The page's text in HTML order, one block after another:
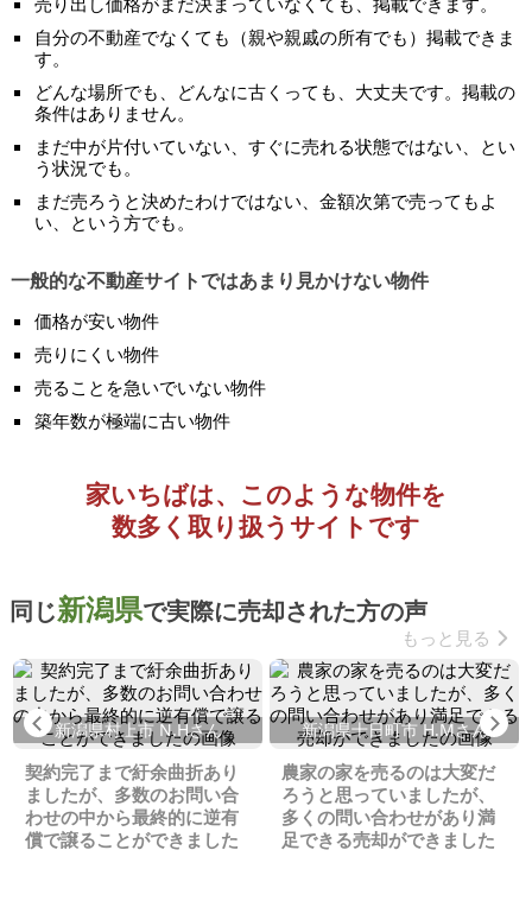
自分の不動産でなくても（親や親戚の所有でも）掲載できま
す。
どんな場所でも、どんなに古くっても、大丈夫です。掲載の
条件はありません。
まだ中が片付いていない、すぐに売れる状態ではない、とい
う状況でも。
まだ売ろうと決めたわけではない、金額次第で売ってもよ
い、という方でも。
一般的な不動産サイトではあまり見かけない物件
価格が安い物件
売りにくい物件
売ることを急いでいない物件
築年数が極端に古い物件
家いちばは、このような物件を
数多く取り扱うサイトです
同じ新潟県で実際に売却された方の声
もっと見る
Previous
新潟県村上市 N.Hさん
契約完了まで紆余曲折あり
ましたが、多数のお問い合
わせの中から最終的に逆有
償で譲ることができました
新潟県十日町市 H.Mさん
農家の家を売るのは大変だ
ろうと思っていましたが、
多くの問い合わせがあり満
足できる売却ができました